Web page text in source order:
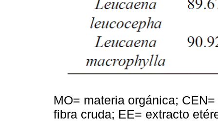
MO= materia orgánica;
fibra cruda; EE= extracto